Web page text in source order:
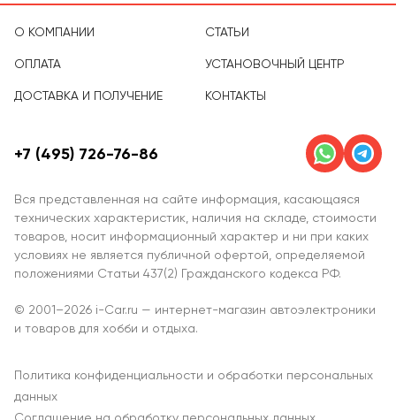
О КОМПАНИИ
ОПЛАТА
ДОСТАВКА И ПОЛУЧЕНИЕ
СТАТЬИ
УСТАНОВОЧНЫЙ ЦЕНТР
КОНТАКТЫ
Вся представленная на сайте информация, касающаяся
технических характеристик, наличия на складе, стоимости
товаров, носит информационный характер и ни при каких
условиях не является публичной офертой, определяемой
положениями Статьи 437(2) Гражданского кодекса РФ.
+7 (495) 726-76-86
© 2001–2026 i-Car.ru — интернет-магазин автоэлектроники
и товаров для хобби и отдыха.
Политика конфиденциальности и обработки персональных
данных